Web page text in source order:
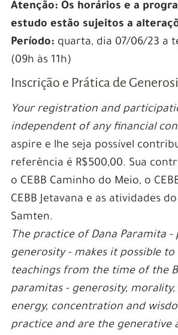
Atenção: Os horários e a
estudo estão sujeitos a
Período: quarta, dia 07/06/23 a
(09h às 11h)
Inscrição e Prática de
Your registration and
independent of any financial
aspire e lhe seja possível
referência é R$500,00. Sua
o CEBB Caminho do Meio, o
CEBB Jetavana e as atividades
Samten.
The practice of Dana Paramita
generosity - makes it possible
teachings from the time of the
paramitas - generosity, morality,
energy, concentration and
practice and are the generative